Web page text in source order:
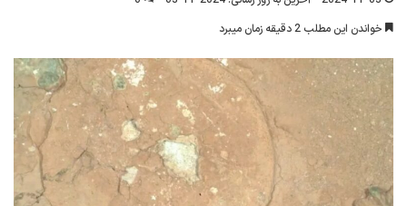
خواندن این مطلب 2 دقیقه زمان میبرد